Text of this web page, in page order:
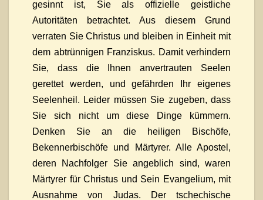
gesinnt ist, Sie als offizielle geistliche
Autoritäten betrachtet. Aus diesem Grund
verraten Sie Christus und bleiben in Einheit mit
dem abtrünnigen Franziskus. Damit verhindern
Sie, dass die Ihnen anvertrauten Seelen
gerettet werden, und gefährden Ihr eigenes
Seelenheil. Leider müssen Sie zugeben, dass
Sie sich nicht um diese Dinge kümmern.
Denken Sie an die heiligen Bischöfe,
Bekennerbischöfe und Märtyrer. Alle Apostel,
deren Nachfolger Sie angeblich sind, waren
Märtyrer für Christus und Sein Evangelium, mit
Ausnahme von Judas. Der tschechische